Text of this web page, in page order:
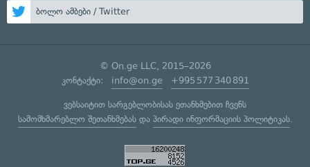
ბოლო ამბები / Twitter
© On.ge LLC, 2015–2026
კონტაქტი: info@on.ge +995 577 340 891
ვებსაიტით სარგებლობისას ეთანხმებით ჩვენს
სამომხმარებლო შეთანხმებასდა პირადი ინფორმაციის პოლიტიკას.